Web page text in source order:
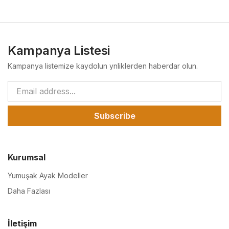
Kampanya Listesi
Kampanya listemize kaydolun ynliklerden haberdar olun.
Subscribe
Kurumsal
Yumuşak Ayak Modeller
Daha Fazlası
İletişim